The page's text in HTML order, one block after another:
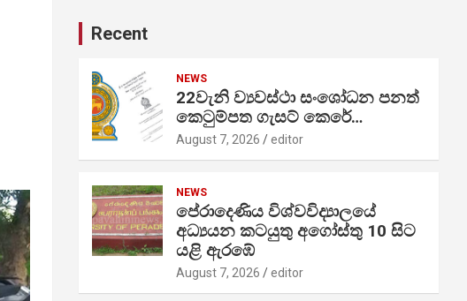
Recent
NEWS
22වැනි ව්‍යවස්ථා සංශෝධන පනත්
කෙටුම්පත ගැසට් කෙරේ…
August 7, 2026 editor
NEWS
පේරාදෙණිය විශ්වවිද්‍යාලයේ
අධ්‍යයන කටයුතු අගෝස්තු 10 සිට
යළි ඇරඹේ
August 7, 2026 editor